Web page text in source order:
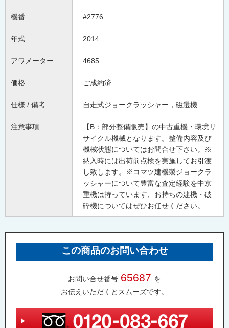
機番 #2776
年式 2014
アワメーター 4685
価格 ご成約済
仕様 / 備考 自走式ジョークラッシャー，磁選機
注意事項
【B：部分整備販売】の中古重機・環境リ
サイクル機械となります。整備内容及び
機械状態についてはお問合せ下さい。※
納入時には出荷前点検を実施してお引渡
し致します。※コマツ建機製ジョークラ
ッシャーについて豊富な査定経験を中京
重機は持っています、お持ちの建機・破
砕機についてはぜひお任せください。
この商品のお問い合わせ
お問い合せ番号 65687 を
お伝えいただくとスムーズです。